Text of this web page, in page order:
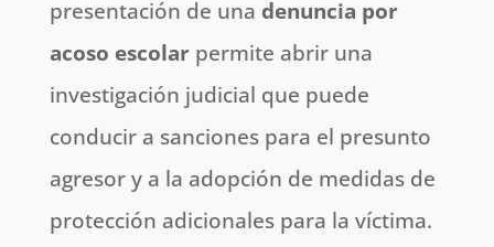
presentación de una denuncia por
acoso escolarpermite abrir una
investigación judicial que puede
conducir a sanciones para el presunto
agresor y a la adopción de medidas de
protección adicionales para la víctima.